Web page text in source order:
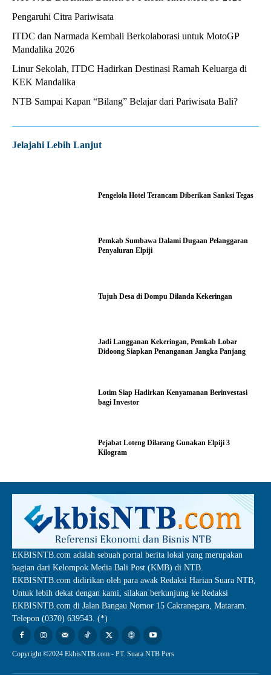
Pengaruhi Citra Pariwisata
ITDC dan Narmada Kembali Berkolaborasi untuk MotoGP
Mandalika 2026
Linur Sekolah, ITDC Hadirkan Destinasi Ramah Keluarga di
KEK Mandalika
NTB Sampai Kapan “Bilang” Belajar dari Pariwisata Bali?
Jelajahi Lebih Lanjut
Pengelola Hotel Terancam Diberikan Sanksi Tegas
Pemkab Sumbawa Dalami Dugaan Pelanggaran
Penyaluran Elpiji
Tujuh Desa di Dompu Dilanda Kekeringan
Jadi Langganan Kekeringan, Pemkab Lobar
Didoong Siapkan Penanganan Jangka Panjang
Lotim Siap Hadirkan Kenyamanan Berinvestasi
bagi Investor
Pejabat Loteng Dilarang Gunakan Elpiji 3
Kilogram
EKBISNTB.com adalah sebuah portal berita lokal yang merupakan
bagian dari Kelompok Media Bali Post (KMB) di NTB.
EKBISNTB.com didirikan oleh para awak Redaksi Harian Suara NTB,
Untuk lebih dekat dengan kami, silakan berkunjung ke Redaksi
EKBISNTB.com di Jalan Bangau Nomor 15 Cakranegara, Mataram.
Telepon (0370) 639543. (*)
Copyright ©2024 EkbisNTB.com - PT. Suara NTB Pers